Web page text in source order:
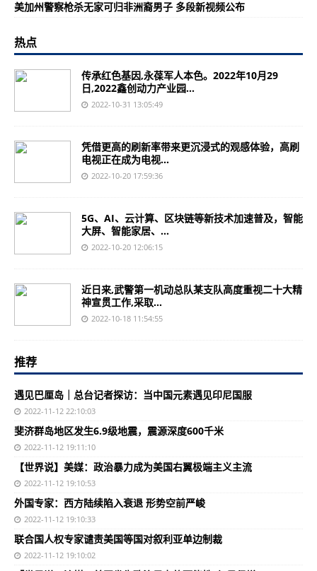
美加州警察枪杀无家可归非洲裔男子 多段新视频公布
热点
传承红色基因,永葆军人本色。2022年10月29
日,2022鑫创动力产业园...
2022-10-31 13:05:49
凭借更高的刷新率带来更沉浸式的观感体验，高刷
电视正在成为电视...
2022-10-20 17:59:36
5G、AI、云计算、区块链等新技术加速普及，智能
大屏、智能家居、...
2022-10-20 12:06:15
近日来,武警第一机动总队某支队高度重视二十大精
神宣贯工作,采取...
2022-10-18 11:54:55
推荐
遇见巴厘岛｜总台记者探访：当中国元素遇见印尼国服
2022-11-12 22:10:03
斐济群岛地区发生6.9级地震，震源深度600千米
2022-11-12 19:11:10
【世界说】美媒：政治暴力成为美国右翼极端主义主流
2022-11-12 19:10:53
外国专家：西方陆续陷入衰退 形势空前严峻
2022-11-12 19:10:33
联合国人权专家谴责美国等国对叙利亚单边制裁
2022-11-12 19:10:02